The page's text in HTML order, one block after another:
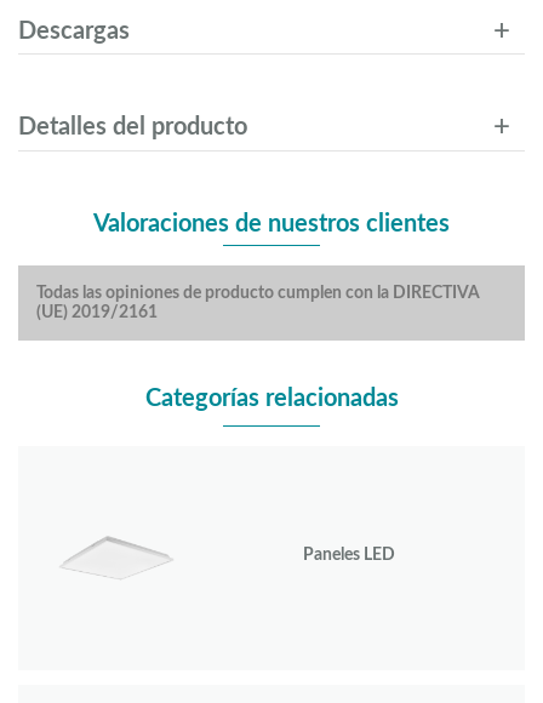
Descargas
Detalles del producto
Valoraciones de nuestros clientes
Todas las opiniones de producto cumplen con la DIRECTIVA
(UE) 2019/2161
Categorías relacionadas
Paneles LED